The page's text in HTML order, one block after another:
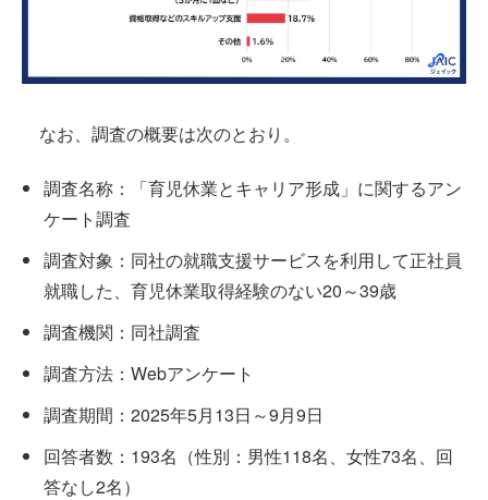
なお、調査の概要は次のとおり。
調査名称：「育児休業とキャリア形成」に関するアン
ケート調査
調査対象：同社の就職支援サービスを利用して正社員
就職した、育児休業取得経験のない20～39歳
調査機関：同社調査
調査方法：Webアンケート
調査期間：2025年5月13日～9月9日
回答者数：193名（性別：男性118名、女性73名、回
答なし2名）